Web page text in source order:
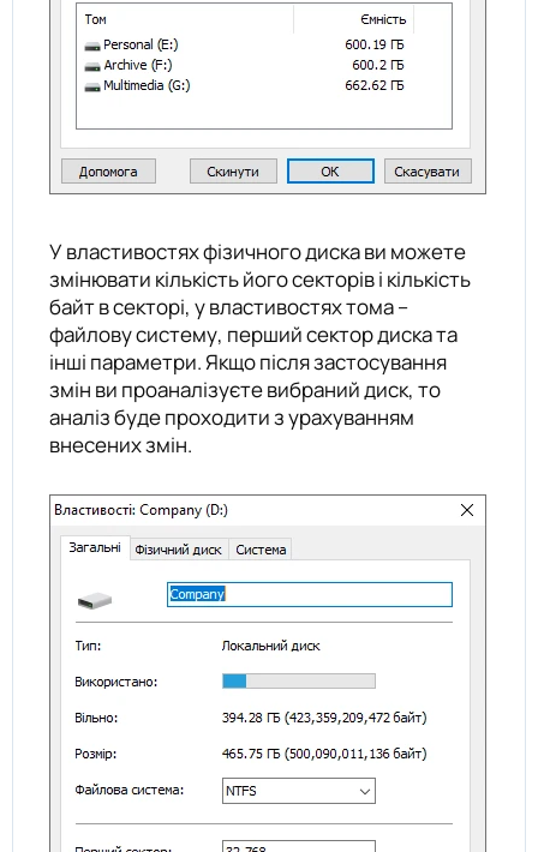
У властивостях фізичного диска ви можете
змінювати кількість його секторів і кількість
байт в секторі, у властивостях тома –
файлову систему, перший сектор диска та
інші параметри. Якщо після застосування
змін ви проаналізуєте вибраний диск, то
аналіз буде проходити з урахуванням
внесених змін.